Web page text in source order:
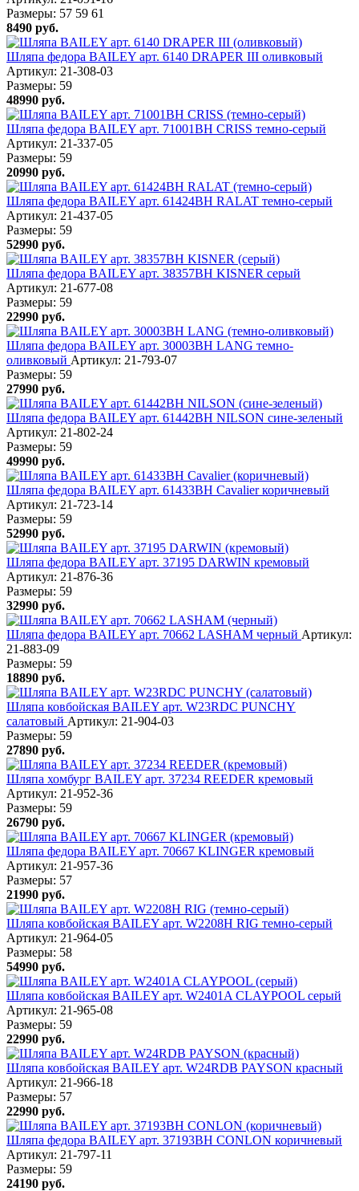
Размеры: 57 59 61
8490 руб.
Шляпа федора BAILEY арт. 6140 DRAPER III оливковый
Артикул: 21-308-03
Размеры: 59
48990 руб.
Шляпа федора BAILEY арт. 71001BH CRISS темно-серый
Артикул: 21-337-05
Размеры: 59
20990 руб.
Шляпа федора BAILEY арт. 61424BH RALAT темно-серый
Артикул: 21-437-05
Размеры: 59
52990 руб.
Шляпа федора BAILEY арт. 38357BH KISNER серый
Артикул: 21-677-08
Размеры: 59
22990 руб.
Шляпа федора BAILEY арт. 30003BH LANG темно-
оливковый Артикул: 21-793-07
Размеры: 59
27990 руб.
Шляпа федора BAILEY арт. 61442BH NILSON сине-зеленый
Артикул: 21-802-24
Размеры: 59
49990 руб.
Шляпа федора BAILEY арт. 61433BH Cavalier коричневый
Артикул: 21-723-14
Размеры: 59
52990 руб.
Шляпа федора BAILEY арт. 37195 DARWIN кремовый
Артикул: 21-876-36
Размеры: 59
32990 руб.
Шляпа федора BAILEY арт. 70662 LASHAM черный Артикул:
21-883-09
Размеры: 59
18890 руб.
Шляпа ковбойская BAILEY арт. W23RDC PUNCHY
салатовый Артикул: 21-904-03
Размеры: 59
27890 руб.
Шляпа хомбург BAILEY арт. 37234 REEDER кремовый
Артикул: 21-952-36
Размеры: 59
26790 руб.
Шляпа федора BAILEY арт. 70667 KLINGER кремовый
Артикул: 21-957-36
Размеры: 57
21990 руб.
Шляпа ковбойская BAILEY арт. W2208H RIG темно-серый
Артикул: 21-964-05
Размеры: 58
54990 руб.
Шляпа ковбойская BAILEY арт. W2401A CLAYPOOL серый
Артикул: 21-965-08
Размеры: 59
22990 руб.
Шляпа ковбойская BAILEY арт. W24RDB PAYSON красный
Артикул: 21-966-18
Размеры: 57
22990 руб.
Шляпа федора BAILEY арт. 37193BH CONLON коричневый
Артикул: 21-797-11
Размеры: 59
24190 руб.